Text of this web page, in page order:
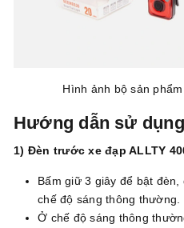
Hình ảnh bộ sản
Hướng dẫn sử dụng
1) Đèn trước xe đạp ALLTY
Bấm giữ 3 giây để bật
chế độ sáng thông thường.
Ở chế độ sáng thông